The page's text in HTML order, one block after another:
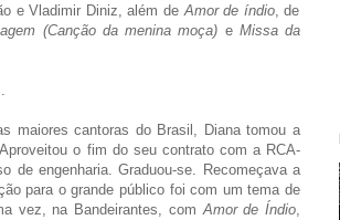
e Vladimir Diniz, além de Amor de índio, de
(Canção da menina moça) e Missa da
maiores cantoras do Brasil, Diana tomou a
o fim do seu contrato com a RCA-
de engenharia. Graduou-se. Recomeçava a
para o grande público foi com um tema de
vez, na Bandeirantes, com Amor de Índio